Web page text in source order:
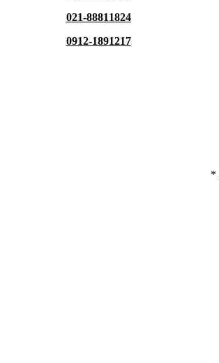
021-88811824
0912-1891217
*